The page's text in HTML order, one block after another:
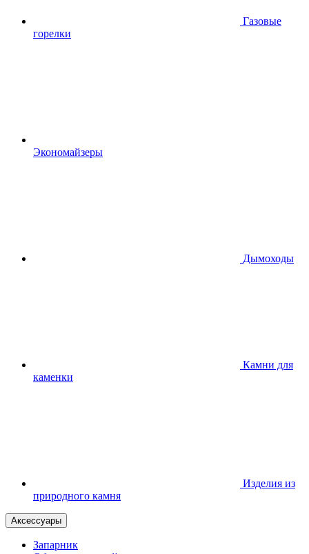
Газовые
горелки
Экономайзеры
Дымоходы
Камни для
каменки
Изделия из
природного камня
Аксессуары
Запарник